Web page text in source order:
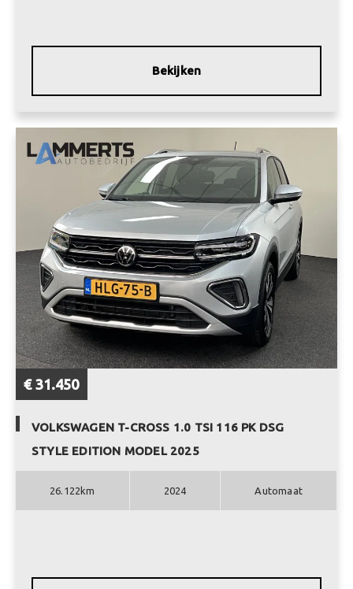
Bekijken
€ 31.450
VOLKSWAGEN T-CROSS 1.0 TSI 116 PK DSG
STYLE EDITION MODEL 2025
26.122km 2024 Automaat